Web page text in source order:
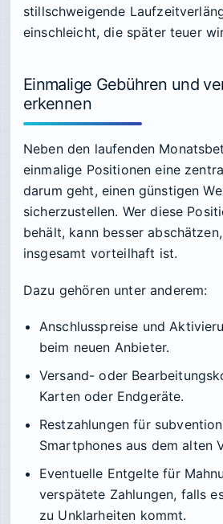
stillschweigende
einschleicht, die später teuer
Einmalige Gebühren und
erkennen
Neben den laufenden
einmalige Positionen eine
darum geht, einen günstigen
sicherzustellen. Wer diese
behält, kann besser
insgesamt vorteilhaft ist.
Dazu gehören unter anderem:
Anschlusspreise und
beim neuen Anbieter.
Versand- oder
Karten oder Endgeräte.
Restzahlungen für
Smartphones aus dem alten
Eventuelle Entgelte für
verspätete Zahlungen, falls
zu Unklarheiten kommt.